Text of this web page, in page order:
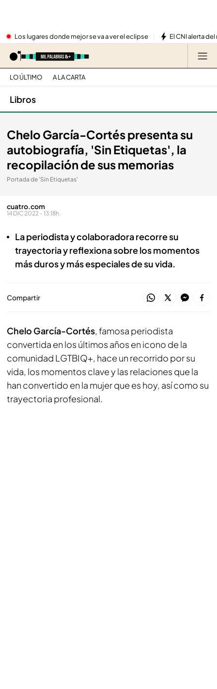
Los lugares donde mejor se va a ver el eclipse El CNI alerta
LO ÚLTIMO A LA CARTA
Libros
Chelo García-Cortés presenta su
autobiografía, 'Sin Etiquetas', la
recopilación de sus memorias
Portada de 'Sin Etiquetas'
cuatro.com
14 DIC 2022 - 13:18h.
La periodista y colaboradora recorre su
trayectoria y reflexiona sobre los momentos
más duros y más especiales de su vida.
Compartir
Chelo García-Cortés, famosa periodista
convertida en los últimos años en icono de la
comunidad LGTBIQ+, hace un recorrido por su
vida, los momentos clave y las relaciones que la
han convertido en la mujer que es hoy, así como su
trayectoria profesional.